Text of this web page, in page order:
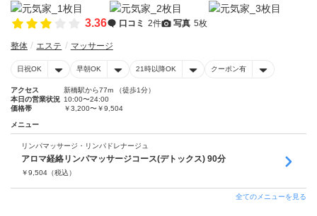
3.36 口コミ 2件 写真 5枚
整体 エステ マッサージ
日祝OK 早朝OK 21時以降OK クーポン有
アクセス
新橋駅から77m （徒歩1分）
本日の営業状況 10:00〜24:00
価格帯
￥3,200〜￥9,504
メニュー
リンパマッサージ・リンパドレナージュ
アロマ経絡リンパマッサージコース(デトックス) 90分
￥9,504 （税込）
全てのメニューを見る